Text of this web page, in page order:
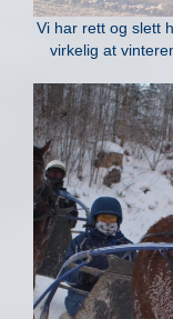
Vi har rett og slett
virkelig at